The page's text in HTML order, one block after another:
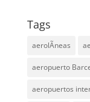
Tags
aerolÃ­neas
aeropuerto
aeropuertos